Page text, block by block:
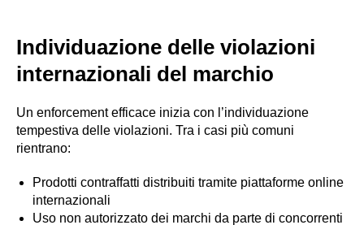
Individuazione delle violazioni
internazionali del marchio
Un enforcement efficace inizia con l’individuazione
tempestiva delle violazioni. Tra i casi più comuni
rientrano:
Prodotti contraffatti distribuiti tramite piattaforme online
internazionali
Uso non autorizzato dei marchi da parte di concorrenti